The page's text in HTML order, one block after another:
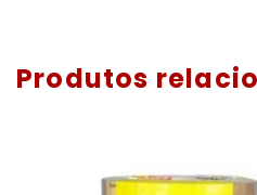
Produtos